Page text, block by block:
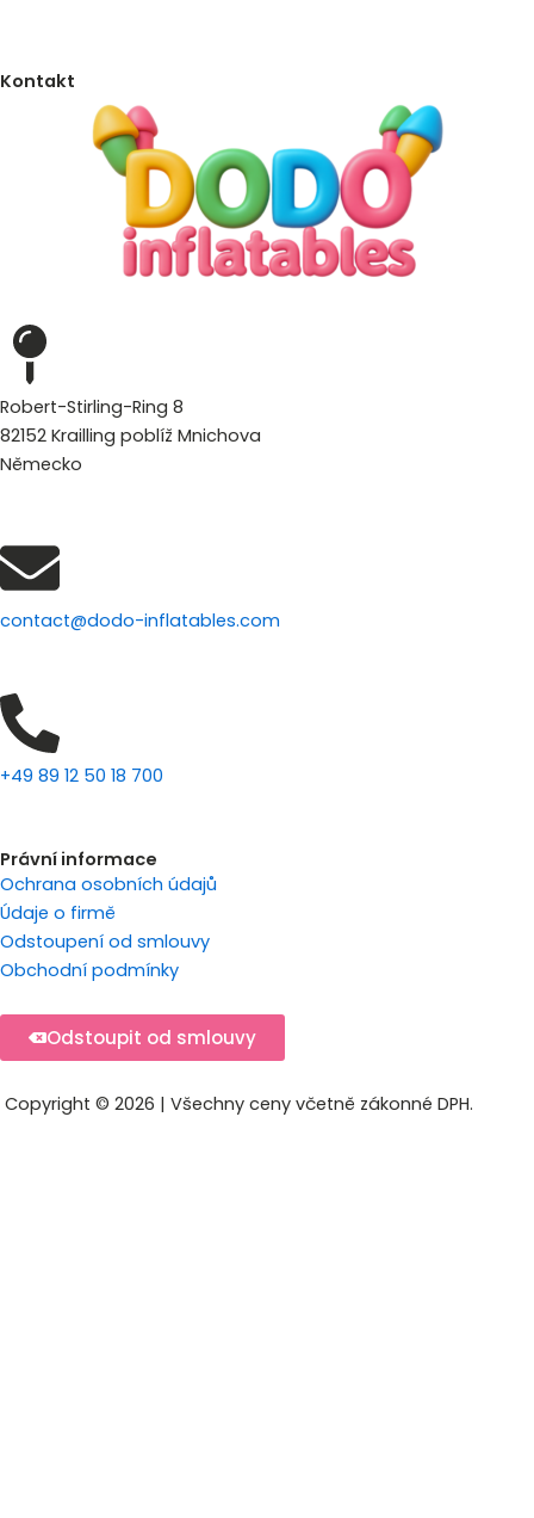
Kontakt
Robert-Stirling-Ring 8
82152 Krailling poblíž Mnichova
Německo
contact@dodo-inflatables.com
+49 89 12 50 18 700
Právní informace
Ochrana osobních údajů
Údaje o firmě
Odstoupení od smlouvy
Obchodní podmínky
Odstoupit od smlouvy
Copyright © 2026 | Všechny ceny včetně zákonné DPH.